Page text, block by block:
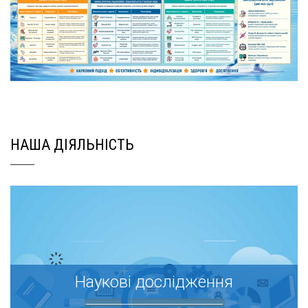
НАША ДІЯЛЬНІСТЬ
Наукові дослідження
Наукові дослідження